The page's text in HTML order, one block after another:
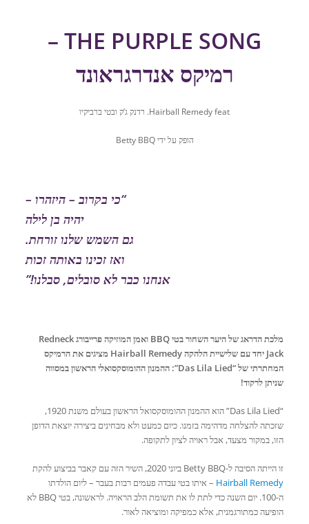
THE PURPLE SONG –
רמיקס אנדרגראונד
Hairball Remedy feat. רדנק ג’ק ובטי ברביקיו
הופק על ידי Betty BBQ
“כי בקרוב – היזהרו –
יהיה בן לילה
גם השמש שלנו זורחת.
ואז זכינו באותה זכות
אנחנו כבר לא סובלים, סבלנו!”
מלכת הדראג של היער השחור בטי BBQ ואמן המוזיקה פרייבורג Redneck
Jack יחד עם שלישיית הלהקה Hairball Remedy מציגים את הרמיקס
המחתרתי של “Das Lila Lied”: ההמנון ההומוסקסואלי הראשון במסווה
שניתן לרקוד!
“Das Lila Lied” הוא ההמנון ההומוסקסואל הראשון בעולם משנת 1920
,
שזכתה להצלחה מדהימה בזמנו. כיום כמעט ולא מבחינים ביצירה יוצאת הדופן
הזו, במקור מצעד, אבל ראויה לציון לתקופה.
זו הייתה הסיבה ל-Betty BBQ ביוני 2020, השיר הזה עם קאבר בביצוע להקת
Hairball Remedy – איתו בטי עבדה פעמים רבות בעבר – ליום הולדתו
ה-100. יום השנה כדי לתת לו את תשומת הלב הראויה. לראשונה, בטי BBQ לא
הופיעה כמתורגמנית, אלא כמפיקה ומוציאה לאור.